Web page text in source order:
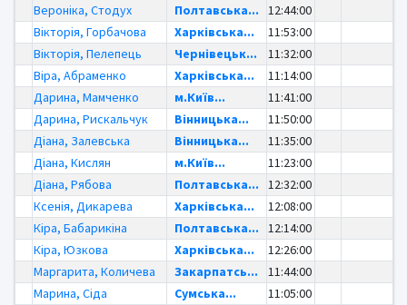
Вероніка, Стодух
Полтавська...
12:44:00
Вікторія, Горбачова
Харківська...
11:53:00
Вікторія, Пелепець
Чернівецьк...
11:32:00
Віра, Абраменко
Харківська...
11:14:00
Дарина, Мамченко
м.Київ...
11:41:00
Дарина, Рискальчук
Вінницька...
11:50:00
Діана, Залевська
Вінницька...
11:35:00
Діана, Кислян
м.Київ...
11:23:00
Діана, Рябова
Полтавська...
12:32:00
Ксенія, Дикарева
Харківська...
12:08:00
Кіра, Бабарикіна
Полтавська...
12:14:00
Кіра, Юзкова
Харківська...
12:26:00
Маргарита, Количева
Закарпатсь...
11:44:00
Марина, Сіда
Сумська...
11:05:00